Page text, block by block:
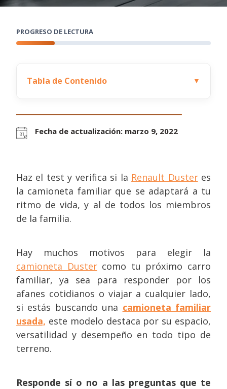
PROGRESO DE LECTURA
Tabla de Contenido ▼
Fecha de actualización: marzo 9, 2022
Haz el test y verifica si la Renault Dusteres
la camioneta familiar que se adaptará a tu
ritmo de vida, y al de todos los miembros
de la familia.
Hay muchos motivos para elegir la
camioneta Dustercomo tu próximo carro
familiar, ya sea para responder por los
afanes cotidianos o viajar a cualquier lado,
si estás buscando una camioneta familiar
usada, este modelo destaca por su espacio,
versatilidad y desempeño en todo tipo de
terreno.
Responde sí o no a las preguntas que te